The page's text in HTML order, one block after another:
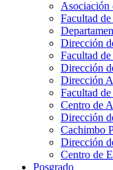
Asociación
Facultad
Dirección
Facultad
Dirección
Dirección
Facultad
Centro de
Dirección
Cachimbo
Dirección
Centro de
Posgrado